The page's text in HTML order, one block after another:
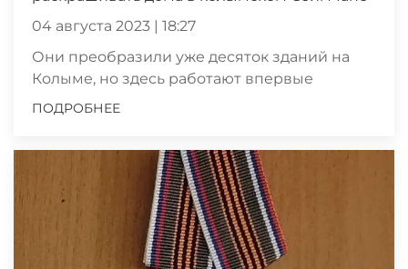
04 августа 2023 | 18:27
Они преобразили уже десяток зданий на
Колыме, но здесь работают впервые
ПОДРОБНЕЕ